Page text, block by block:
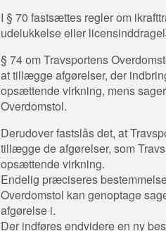
I § 70 fastsættes regler om
udelukkelse eller
§ 74 om Travsportens
at tillægge afgørelser, der
opsættende virkning, mens
Overdomstol.
Derudover fastslås det, at
tillægge de afgørelser, som
opsættende virkning.
Endelig præciseres
Overdomstol kan genoptage
afgørelse i.
Der indføres endvidere en ny